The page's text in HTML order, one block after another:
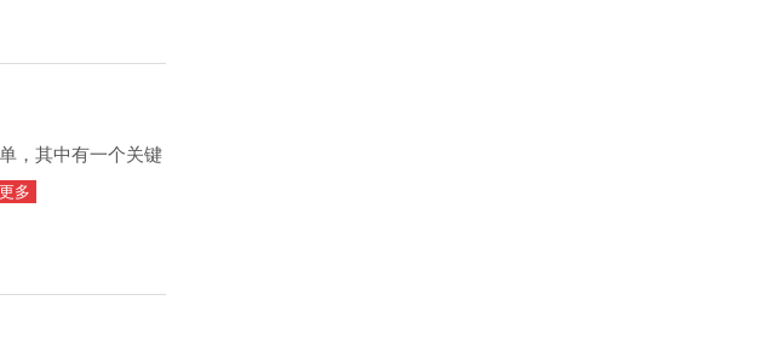
，其中有一个关键
更多